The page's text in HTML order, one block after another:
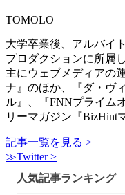
TOMOLO
大学卒業後、アルバイ
プロダクションに所属
主にウェブメディアの
ナ』のほか、『ダ・ヴ
ル』、『FNNプライム
リーマガジン『BizHint
記事一覧を見る >
≫Twitter >
人気記事ランキング